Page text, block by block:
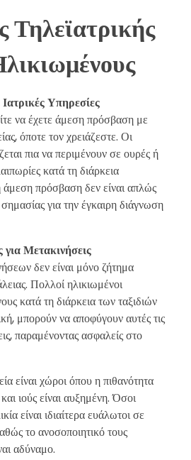
Τηλεϊατρικής
Υπηρεσίες
να έχετε άμεση πρόσβαση με
όποτε τον χρειάζεστε. Οι
πια να περιμένουν σε ουρές ή
κατά τη διάρκεια
πρόσβαση δεν είναι απλώς
σημασίας για την έγκαιρη διάγνωση
Μετακινήσεις
δεν είναι μόνο ζήτημα
Πολλοί ηλικιωμένοι
κατά τη διάρκεια των ταξιδιών
μπορούν να αποφύγουν αυτές τις
παραμένοντας ασφαλείς στο
είναι χώροι όπου η πιθανότητα
ιούς είναι αυξημένη. Όσοι
είναι ιδιαίτερα ευάλωτοι σε
το ανοσοποιητικό τους
αδύναμο.